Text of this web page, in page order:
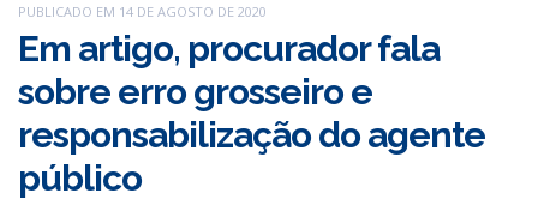
SEJA UM ASSOCIADO
CONVÊNIOS
NOTÍCIAS
ESCOLA
CLUBE
CONTATO
PUBLICADO EM 14 DE AGOSTO DE 2020
Em artigo, procurador fala
sobre erro grosseiro e
responsabilização do agente
público